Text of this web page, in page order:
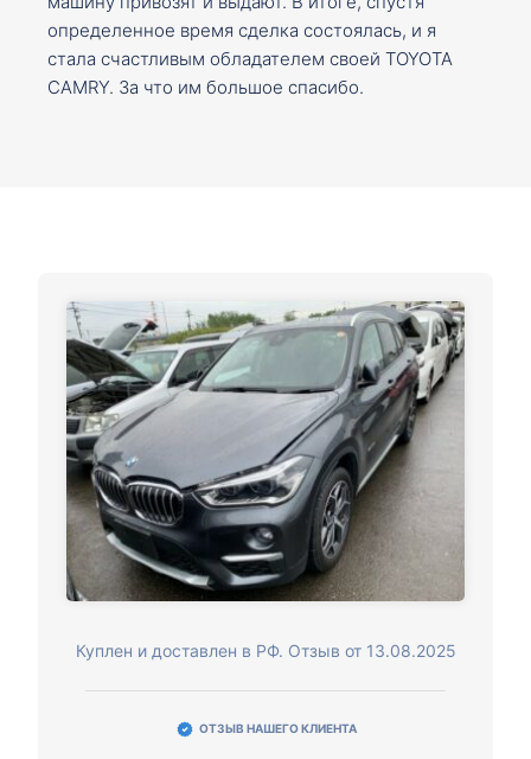
определенное время сделка состоялась, и я
стала счастливым обладателем своей TOYOTA
CAMRY. За что им большое спасибо.
Куплен и доставлен в РФ. Отзыв от 13.08.2025
ОТЗЫВ НАШЕГО КЛИЕНТА